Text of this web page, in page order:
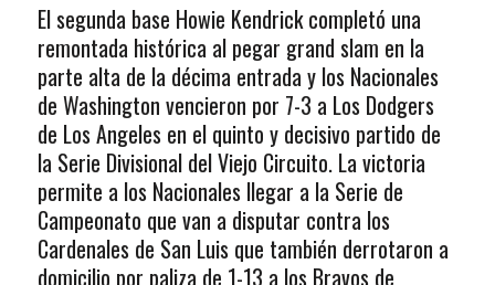
El segunda base Howie Kendrick completó una
remontada histórica al pegar grand slam en la
parte alta de la décima entrada y los Nacionales
de Washington vencieron por 7-3 a Los Dodgers
de Los Angeles en el quinto y decisivo partido de
la Serie Divisional del Viejo Circuito. La victoria
permite a los Nacionales llegar a la Serie de
Campeonato que van a disputar contra los
Cardenales de San Luis que también derrotaron a
domicilio por paliza de 1-13 a los Bravos de